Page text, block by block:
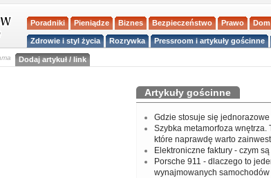
Poradniki Pieniądze Biznes Bezpieczeństwo Prawo Dom
Zdrowie i styl życia Rozrywka Pressroom i artykuły gościnne
Dodaj artykuł / link
Artykuły gościnne
Gdzie stosuje się
Szybka metamorfoza wnętrza.
które naprawdę warto
Elektroniczne faktury - czym
Porsche 911 - dlaczego to
wynajmowanych